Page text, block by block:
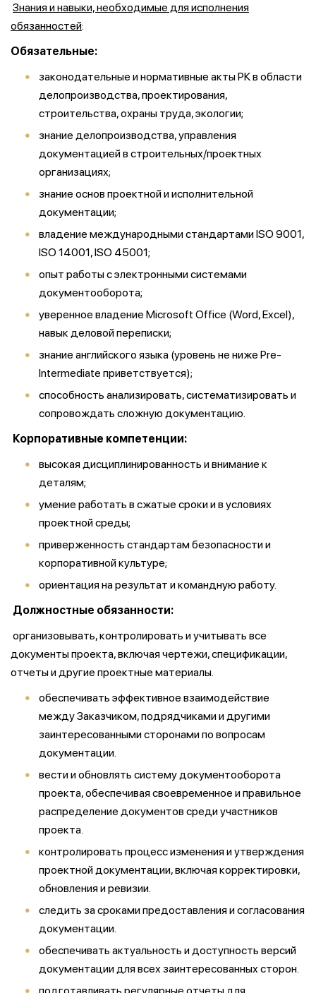
Знания и навыки, необходимые для исполнения
обязанностей:
Обязательные:
законодательные и нормативные акты РК в области
делопроизводства, проектирования,
строительства, охраны труда, экологии;
знание делопроизводства, управления
документацией в строительных/проектных
организациях;
знание основ проектной и исполнительной
документации;
владение международными стандартами ISO 9001,
ISO 14001, ISO 45001;
опыт работы с электронными системами
документооборота;
уверенное владение Microsoft Office (Word, Excel),
навык деловой переписки;
знание английского языка (уровень не ниже Pre-
Intermediate приветствуется);
способность анализировать, систематизировать и
сопровождать сложную документацию.
Корпоративные компетенции:
высокая дисциплинированность и внимание к
деталям;
умение работать в сжатые сроки и в условиях
проектной среды;
приверженность стандартам безопасности и
корпоративной культуре;
ориентация на результат и командную работу.
Должностные обязанности:
организовывать, контролировать и учитывать все
документы проекта, включая чертежи, спецификации,
отчеты и другие проектные материалы.
обеспечивать эффективное взаимодействие
между Заказчиком, подрядчиками и другими
заинтересованными сторонами по вопросам
документации.
вести и обновлять систему документооборота
проекта, обеспечивая своевременное и правильное
распределение документов среди участников
проекта.
контролировать процесс изменения и утверждения
проектной документации, включая корректировки,
обновления и ревизии.
следить за сроками предоставления и согласования
документации.
обеспечивать актуальность и доступность версий
документации для всех заинтересованных сторон.